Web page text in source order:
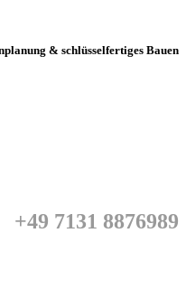
& schlüsselfertiges Bauen
+49 7131 8876989